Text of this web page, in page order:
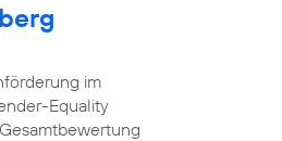
im
Equality